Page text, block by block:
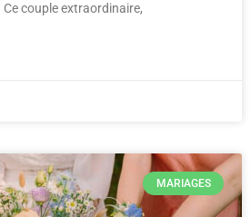
couple extraordinaire,
MARIAGES